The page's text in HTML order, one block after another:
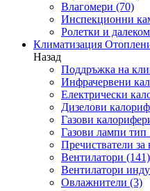
Влагомери (70)
Инспекционни
Ролетки и
Климатизация
Назад
Поддръжка на
Инфрачервени
Електрически
Дизелови
Газови
Газови лампи тип
Пречистватели за
Вентилатори (141)
Вентилатори
Овлажнители (3)